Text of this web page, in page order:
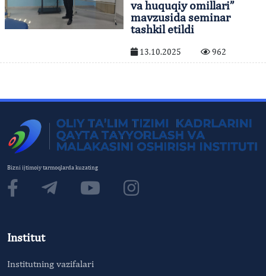
va huquqiy omillari”
mavzusida seminar
tashkil etildi
13.10.2025 962
Bizni ijtimoiy tarmoqlarda kuzating
Institut
Institutning vazifalari